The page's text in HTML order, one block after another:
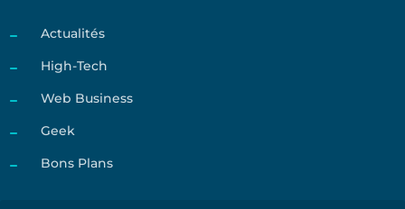
Actualités
High-Tech
Web Business
Geek
Bons Plans